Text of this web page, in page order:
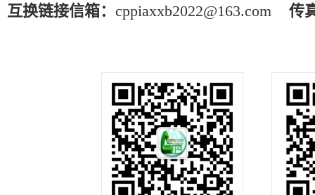
互换链接信箱： cppiaxxb2022@163.com 传